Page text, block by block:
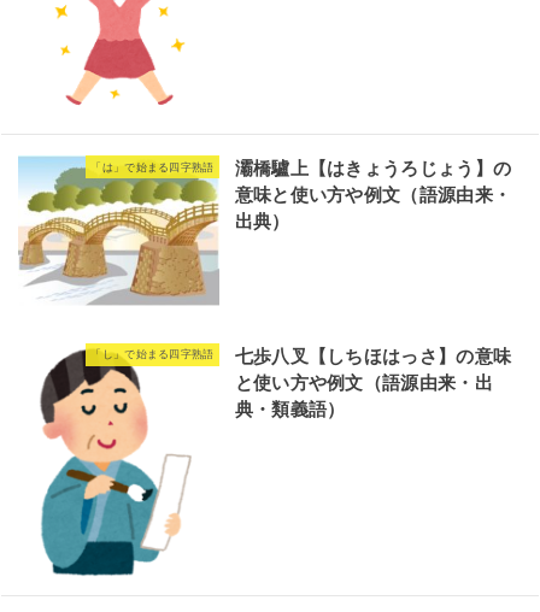
「は」で始まる四字熟語
灞橋驢上【はきょうろじょう】の
意味と使い方や例文（語源由来・
出典）
「し」で始まる四字熟語
七歩八叉【しちほはっさ】の意味
と使い方や例文（語源由来・出
典・類義語）